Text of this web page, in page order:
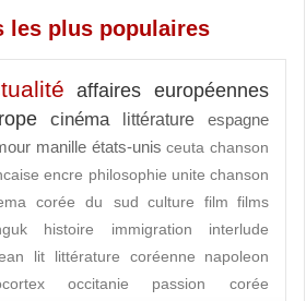
les plus populaires
affaires européennes
cinéma littérature
espagne
manille états-unis ceuta chanson
encre philosophie unite chanson
corée du sud culture film films
histoire immigration
interlude
lit
littérature coréenne
napoleon
occitanie
passion corée